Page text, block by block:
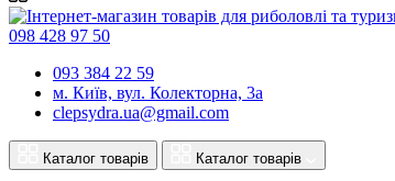
098 428 97 50
093 384 22 59
м. Київ, вул. Колекторна, 3а
clepsydra.ua@gmail.com
Каталог товарів Каталог товарів